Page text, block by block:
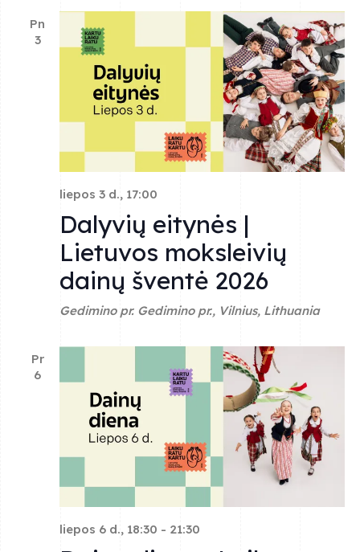
Pn
3
liepos 3 d., 17:00
Dalyvių eitynės |
Lietuvos moksleivių
dainų šventė 2026
Gedimino pr. Gedimino pr., Vilnius, Lithuania
Pr
6
liepos 6 d., 18:30 - 21:30